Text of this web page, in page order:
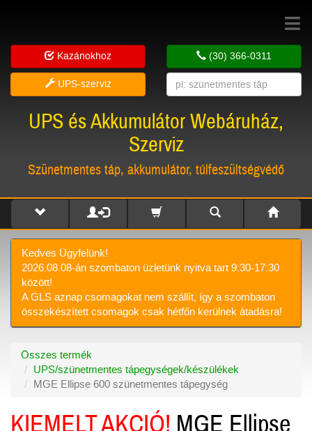
Toggle
Kazánokhoz
UPS-szerviz
(30) 366-0311
UPS és Akkumulátor Webáruház,
Szerviz
Szünetmentes táp, akkumulátor, túlfeszültségvédő
Kedves Ügyfelünk!
2026.08.08-án szombaton üzletünk nyitva tart 9:30-17:30
között!
A GLS aznap csomagokat nem szállít, így a szombaton
összekészített csomagok csak hétfőn kerülnek átadásra!
Összes termék
UPS/szünetmentes tápegységek/készülékek
MGE Ellipse 600 szünetmentes tápegység